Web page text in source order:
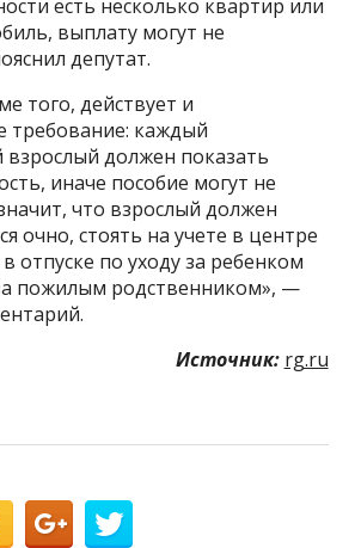
есть несколько квартир или
выплату могут не
депутат.
того, действует и
требование: каждый
взрослый должен показать
иначе пособие могут не
что взрослый должен
очно, стоять на учете в центре
отпуске по уходу за ребенком
пожилым родственником», —
Источник: rg.ru